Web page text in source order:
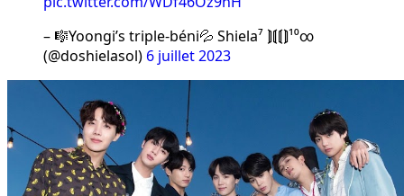
– 🎼Yoongi’s triple-béni💦 Shiela⁷ ⟭⟬⟬⟭¹⁰∞
(@doshielasol) 6 juillet 2023